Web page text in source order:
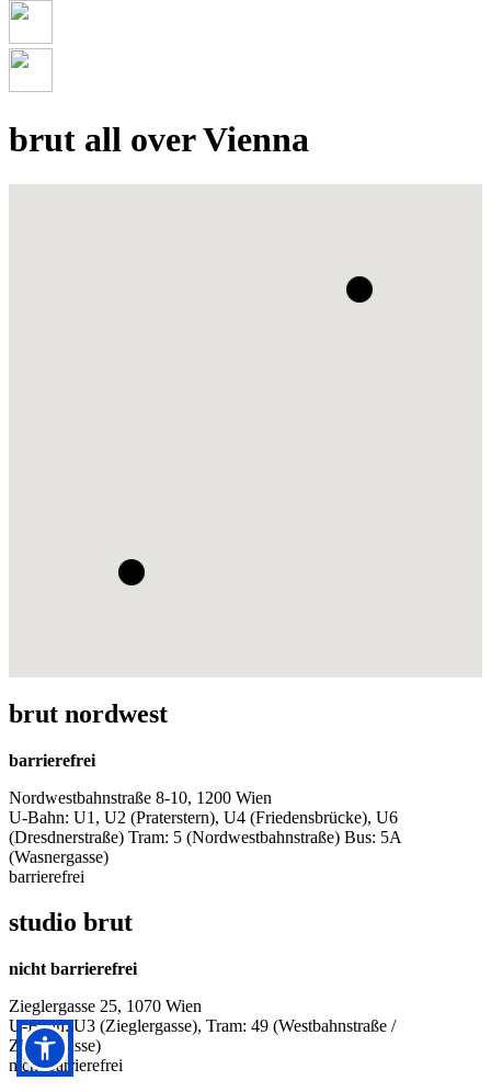
brut all over Vienna
brut nordwest
barrierefrei
Nordwestbahnstraße 8-10, 1200 Wien
U-Bahn: U1, U2 (Praterstern), U4 (Friedensbrücke), U6
(Dresdnerstraße) Tram: 5 (Nordwestbahnstraße) Bus: 5A
(Wasnergasse)
barrierefrei
studio brut
nicht barrierefrei
Zieglergasse 25, 1070 Wien
U-Bahn: U3 (Zieglergasse), Tram: 49 (Westbahnstraße /
Zieglergasse)
nicht barrierefrei